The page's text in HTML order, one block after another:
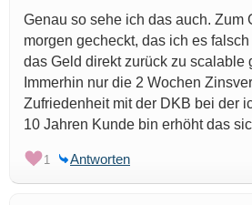
Genau so sehe ich das auch. Zum
morgen gecheckt, das ich es
das Geld direkt zurück zu scalable
Immerhin nur die 2 Wochen
Zufriedenheit mit der DKB bei der
10 Jahren Kunde bin erhöht das
1 Antworten